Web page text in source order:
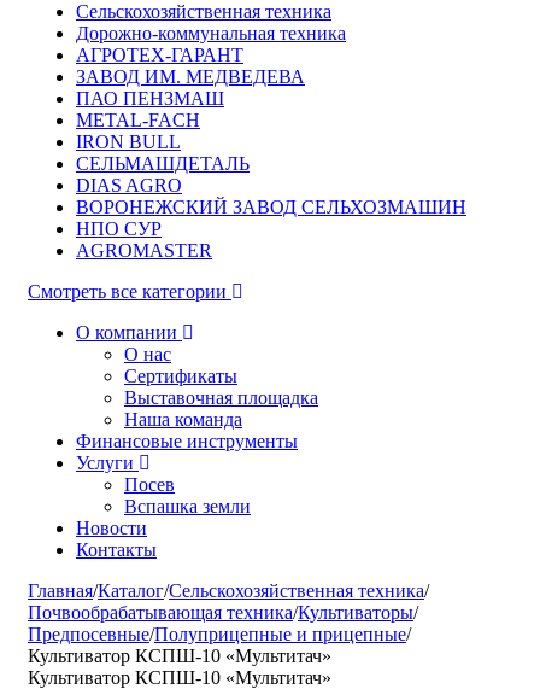
Сельскохозяйственная техника
Дорожно-коммунальная техника
АГРОТЕХ-ГАРАНТ
ЗАВОД ИМ. МЕДВЕДЕВА
ПАО ПЕНЗМАШ
METAL-FACH
IRON BULL
СЕЛЬМАШДЕТАЛЬ
DIAS AGRO
ВОРОНЕЖСКИЙ ЗАВОД СЕЛЬХОЗМАШИН
НПО СУР
AGROMASTER
Смотреть все категории
О компании
О нас
Сертификаты
Выставочная площадка
Наша команда
Финансовые инструменты
Услуги
Посев
Вспашка земли
Новости
Контакты
Главная/Каталог/Сельскохозяйственная техника/
Почвообрабатывающая техника/Культиваторы/
Предпосевные/Полуприцепные и прицепные/
Культиватор КСПШ-10 «Мультитач»
Культиватор КСПШ-10 «Мультитач»